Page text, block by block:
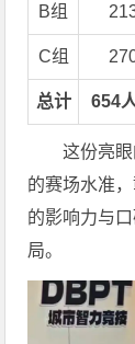
B组
C组
总计 654
这份亮
的赛场水准
的影响力与
局。